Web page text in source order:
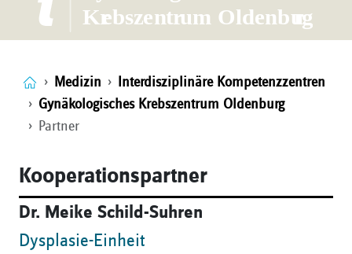
Medizin
Interdisziplinäre Kompetenzzentren
Gynäkologisches Krebszentrum Oldenburg
Partner
Kooperationspartner
Dr. Meike Schild-Suhren
Dysplasie-Einheit